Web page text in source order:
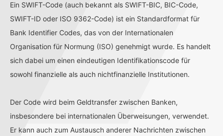
Ein SWIFT-Code (auch bekannt als SWIFT-BIC, BIC-Code,
SWIFT-ID oder ISO 9362-Code) ist ein Standardformat für
Bank Identifier Codes, das von der Internationalen
Organisation für Normung (ISO) genehmigt wurde. Es handelt
sich dabei um einen eindeutigen Identifikationscode für
sowohl finanzielle als auch nichtfinanzielle Institutionen.
Der Code wird beim Geldtransfer zwischen Banken,
insbesondere bei internationalen Überweisungen, verwendet.
Er kann auch zum Austausch anderer Nachrichten zwischen